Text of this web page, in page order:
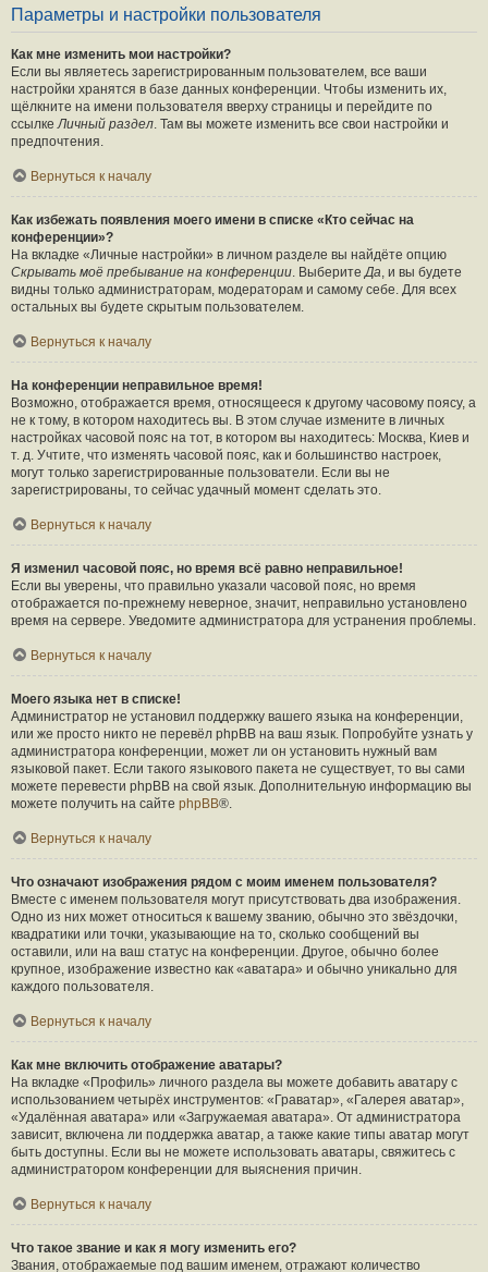
Параметры и настройки пользователя
Как мне изменить мои настройки?
Если вы являетесь зарегистрированным пользователем, все ваши
настройки хранятся в базе данных конференции. Чтобы изменить их,
щёлкните на имени пользователя вверху страницы и перейдите по
ссылкеЛичный раздел. Там вы можете изменить все свои настройки и
предпочтения.
Вернуться к началу
Как избежать появления моего имени в списке «Кто сейчас на
конференции»?
На вкладке «Личные настройки» в личном разделе вы найдёте опцию
Скрывать моё пребывание на конференции. ВыберитеДа, и вы будете
видны только администраторам, модераторам и самому себе. Для всех
остальных вы будете скрытым пользователем.
Вернуться к началу
На конференции неправильное время!
Возможно, отображается время, относящееся к другому часовому поясу, а
не к тому, в котором находитесь вы. В этом случае измените в личных
настройках часовой пояс на тот, в котором вы находитесь: Москва, Киев и
т. д. Учтите, что изменять часовой пояс, как и большинство настроек,
могут только зарегистрированные пользователи. Если вы не
зарегистрированы, то сейчас удачный момент сделать это.
Вернуться к началу
Я изменил часовой пояс, но время всё равно неправильное!
Если вы уверены, что правильно указали часовой пояс, но время
отображается по-прежнему неверное, значит, неправильно установлено
время на сервере. Уведомите администратора для устранения проблемы.
Вернуться к началу
Моего языка нет в списке!
Администратор не установил поддержку вашего языка на конференции,
или же просто никто не перевёл phpBB на ваш язык. Попробуйте узнать у
администратора конференции, может ли он установить нужный вам
языковой пакет. Если такого языкового пакета не существует, то вы сами
можете перевести phpBB на свой язык. Дополнительную информацию вы
можете получить на сайте phpBB®.
Вернуться к началу
Что означают изображения рядом с моим именем пользователя?
Вместе с именем пользователя могут присутствовать два изображения.
Одно из них может относиться к вашему званию, обычно это звёздочки,
квадратики или точки, указывающие на то, сколько сообщений вы
оставили, или на ваш статус на конференции. Другое, обычно более
крупное, изображение известно как «аватара» и обычно уникально для
каждого пользователя.
Вернуться к началу
Как мне включить отображение аватары?
На вкладке «Профиль» личного раздела вы можете добавить аватару с
использованием четырёх инструментов: «Граватар», «Галерея аватар»,
«Удалённая аватара» или «Загружаемая аватара». От администратора
зависит, включена ли поддержка аватар, а также какие типы аватар могут
быть доступны. Если вы не можете использовать аватары, свяжитесь с
администратором конференции для выяснения причин.
Вернуться к началу
Что такое звание и как я могу изменить его?
Звания, отображаемые под вашим именем, отражают количество